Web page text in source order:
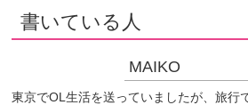
書いている人
MAIKO
東京でOL生活を送っていましたが、旅行